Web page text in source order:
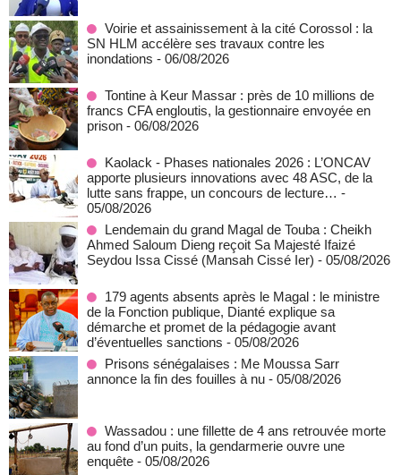
Voirie et assainissement à la cité Corossol : la
SN HLM accélère ses travaux contre les
inondations - 06/08/2026
Tontine à Keur Massar : près de 10 millions de
francs CFA engloutis, la gestionnaire envoyée en
prison - 06/08/2026
Kaolack - Phases nationales 2026 : L’ONCAV
apporte plusieurs innovations avec 48 ASC, de la
lutte sans frappe, un concours de lecture… -
05/08/2026
Lendemain du grand Magal de Touba : Cheikh
Ahmed Saloum Dieng reçoit Sa Majesté Ifaizé
Seydou Issa Cissé (Mansah Cissé Ier) - 05/08/2026
179 agents absents après le Magal : le ministre
de la Fonction publique, Dianté explique sa
démarche et promet de la pédagogie avant
d’éventuelles sanctions - 05/08/2026
Prisons sénégalaises : Me Moussa Sarr
annonce la fin des fouilles à nu - 05/08/2026
Wassadou : une fillette de 4 ans retrouvée morte
au fond d’un puits, la gendarmerie ouvre une
enquête - 05/08/2026